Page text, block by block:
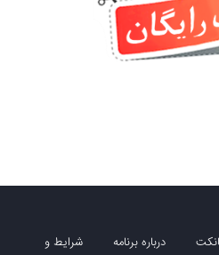
درباره برنامه
شرایط و